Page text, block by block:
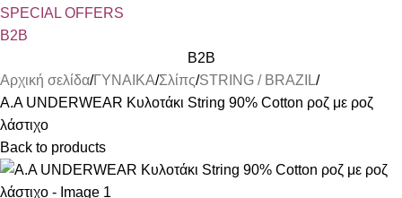
SPECIAL OFFERS
B2B
B2B
Αρχική σελίδα ΓΥΝΑΙΚΑ Σλίπς STRING / BRAZIL
A.A UNDERWEAR Κυλοτάκι String 90% Cotton ροζ με ροζ
λάστιχο
Back to products